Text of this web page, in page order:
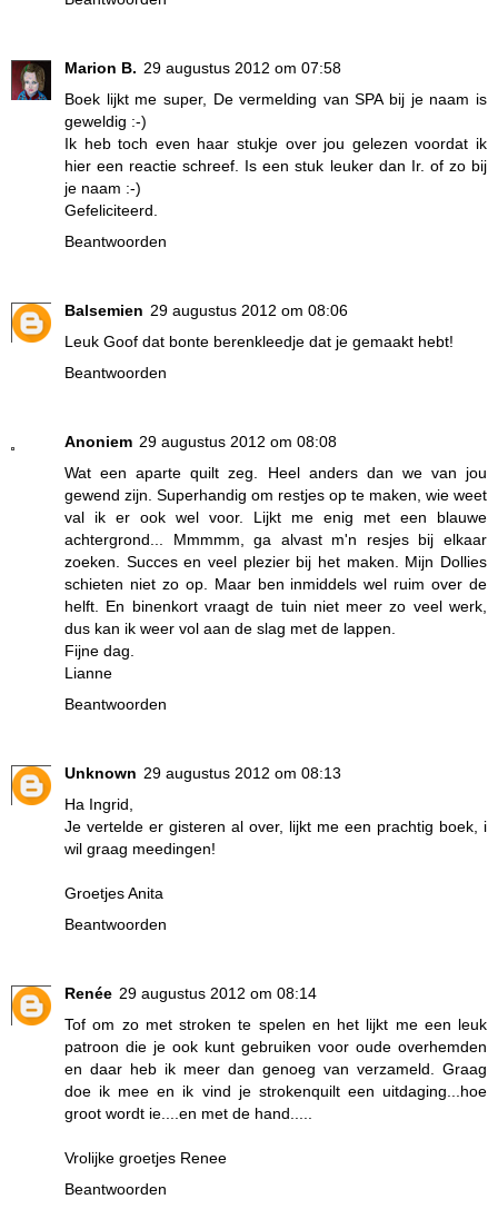
Marion B. 29 augustus 2012 om 07:58
Boek lijkt me super, De vermelding van SPA bij je naam is
geweldig :-)
Ik heb toch even haar stukje over jou gelezen voordat ik
hier een reactie schreef. Is een stuk leuker dan Ir. of zo bij
je naam :-)
Gefeliciteerd.
Beantwoorden
Balsemien 29 augustus 2012 om 08:06
Leuk Goof dat bonte berenkleedje dat je gemaakt hebt!
Beantwoorden
Anoniem 29 augustus 2012 om 08:08
Wat een aparte quilt zeg. Heel anders dan we van jou
gewend zijn. Superhandig om restjes op te maken, wie weet
val ik er ook wel voor. Lijkt me enig met een blauwe
achtergrond... Mmmmm, ga alvast m'n resjes bij elkaar
zoeken. Succes en veel plezier bij het maken. Mijn Dollies
schieten niet zo op. Maar ben inmiddels wel ruim over de
helft. En binenkort vraagt de tuin niet meer zo veel werk,
dus kan ik weer vol aan de slag met de lappen.
Fijne dag.
Lianne
Beantwoorden
Unknown 29 augustus 2012 om 08:13
Ha Ingrid,
Je vertelde er gisteren al over, lijkt me een prachtig boek, i
wil graag meedingen!
Groetjes Anita
Beantwoorden
Renée 29 augustus 2012 om 08:14
Tof om zo met stroken te spelen en het lijkt me een leuk
patroon die je ook kunt gebruiken voor oude overhemden
en daar heb ik meer dan genoeg van verzameld. Graag
doe ik mee en ik vind je strokenquilt een uitdaging...hoe
groot wordt ie....en met de hand.....
Vrolijke groetjes Renee
Beantwoorden